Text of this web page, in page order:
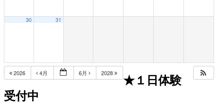
30 31
2026 4月 6月 2028
★１日体験
受付中